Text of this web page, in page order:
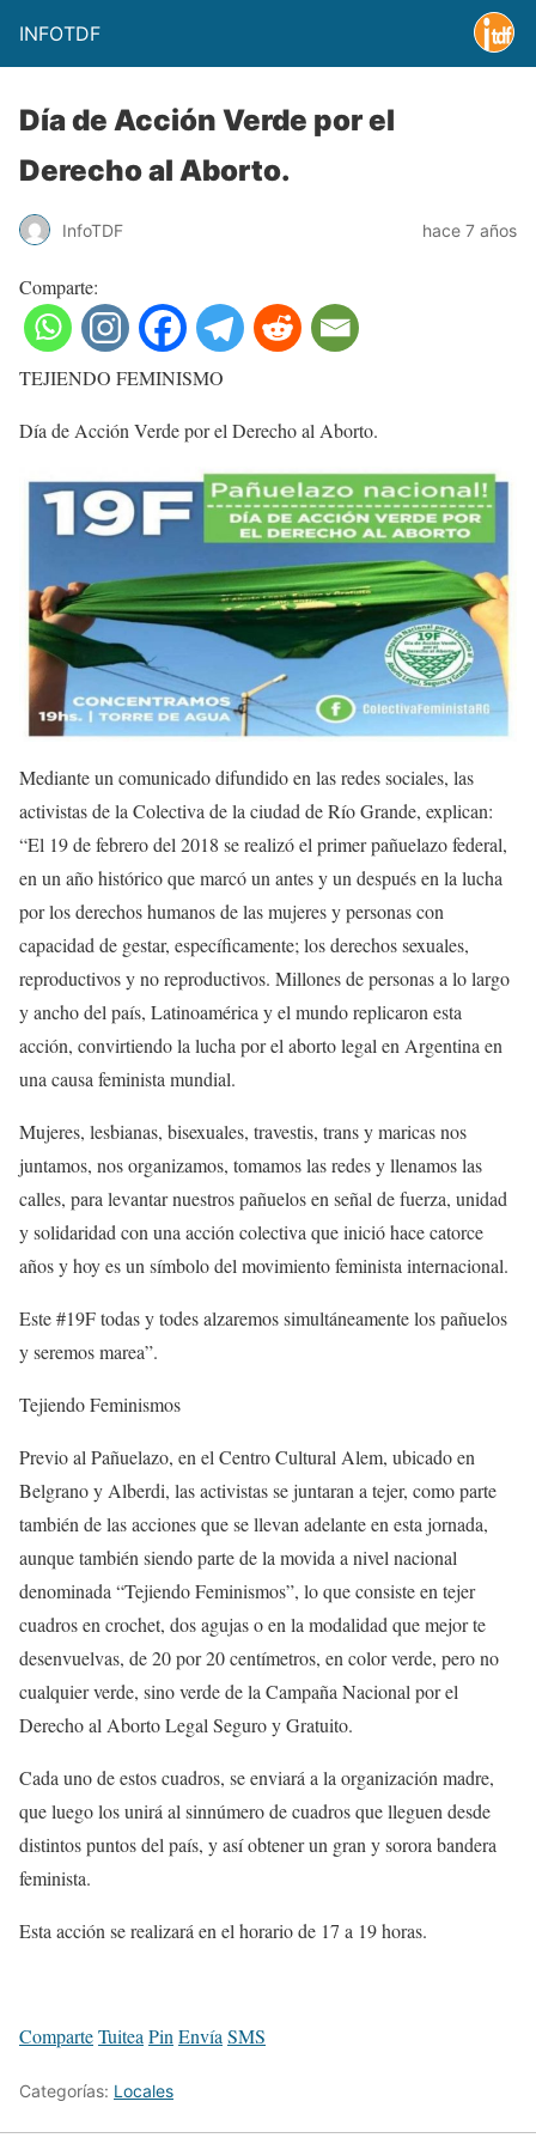
INFOTDF
Día de Acción Verde por el
Derecho al Aborto.
InfoTDF hace 7 años
Comparte:
TEJIENDO FEMINISMO
Día de Acción Verde por el Derecho al Aborto.
Mediante un comunicado difundido en las redes sociales, las
activistas de la Colectiva de la ciudad de Río Grande, explican:
“El 19 de febrero del 2018 se realizó el primer pañuelazo federal,
en un año histórico que marcó un antes y un después en la lucha
por los derechos humanos de las mujeres y personas con
capacidad de gestar, específicamente; los derechos sexuales,
reproductivos y no reproductivos. Millones de personas a lo largo
y ancho del país, Latinoamérica y el mundo replicaron esta
acción, convirtiendo la lucha por el aborto legal en Argentina en
una causa feminista mundial.
Mujeres, lesbianas, bisexuales, travestis, trans y maricas nos
juntamos, nos organizamos, tomamos las redes y llenamos las
calles, para levantar nuestros pañuelos en señal de fuerza, unidad
y solidaridad con una acción colectiva que inició hace catorce
años y hoy es un símbolo del movimiento feminista internacional.
Este #19F todas y todes alzaremos simultáneamente los pañuelos
y seremos marea”.
Tejiendo Feminismos
Previo al Pañuelazo, en el Centro Cultural Alem, ubicado en
Belgrano y Alberdi, las activistas se juntaran a tejer, como parte
también de las acciones que se llevan adelante en esta jornada,
aunque también siendo parte de la movida a nivel nacional
denominada “Tejiendo Feminismos”, lo que consiste en tejer
cuadros en crochet, dos agujas o en la modalidad que mejor te
desenvuelvas, de 20 por 20 centímetros, en color verde, pero no
cualquier verde, sino verde de la Campaña Nacional por el
Derecho al Aborto Legal Seguro y Gratuito.
Cada uno de estos cuadros, se enviará a la organización madre,
que luego los unirá al sinnúmero de cuadros que lleguen desde
distintos puntos del país, y así obtener un gran y sorora bandera
feminista.
Esta acción se realizará en el horario de 17 a 19 horas.
ComparteTuitea Pin Envía SMS
Categorías: Locales